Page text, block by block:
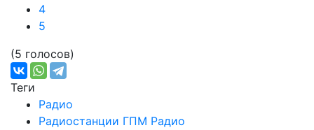
4
5
(5 голосов)
Теги
Радио
Радиостанции ГПМ Радио